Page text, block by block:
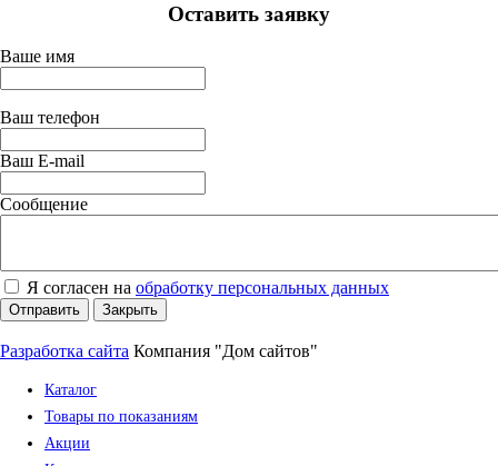
Оставить заявку
Ваше имя
Ваш телефон
Ваш E-mail
Сообщение
Я согласен на обработку персональных данных
Отправить Закрыть
Разработка сайта Компания "Дом сайтов"
Каталог
Товары по показаниям
Акции